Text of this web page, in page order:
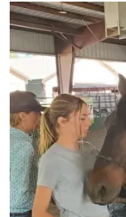
Primary Image